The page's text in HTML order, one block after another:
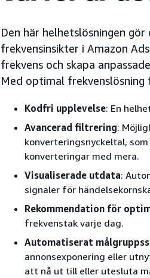
Den här helhetslösningen
frekvensinsikter i Amazon
frekvens och skapa
Med optimal frekvenslösning
Kodfri upplevelse: En
Avancerad filtrering:
konverteringsnyckeltal,
konverteringar med mera.
Visualiserade utdata:
signaler för
Rekommendation för
frekvenstak varje dag.
Automatiserat
annonsexponering eller
att nå ut till eller utesluta